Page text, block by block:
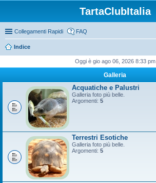
TartaClubItalia
Collegamenti Rapidi FAQ
Indice
Oggi è gio ago 06, 2026 8:33 pm
Galleria
Acquatiche e Palustri
Galleria foto più belle.
Argomenti: 5
Terrestri Esotiche
Galleria foto più belle.
Argomenti: 5